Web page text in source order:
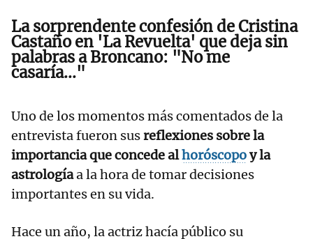
La sorprendente confesión de Cristina
Castaño en 'La Revuelta' que deja sin
palabras a Broncano: "No me
casaría..."
Uno de los momentos más comentados de la
entrevista fueron susreflexiones sobre la
importancia que concede alhoróscopoy la
astrologíaa la hora de tomar decisiones
importantes en su vida.
Hace un año, la actriz hacía público su